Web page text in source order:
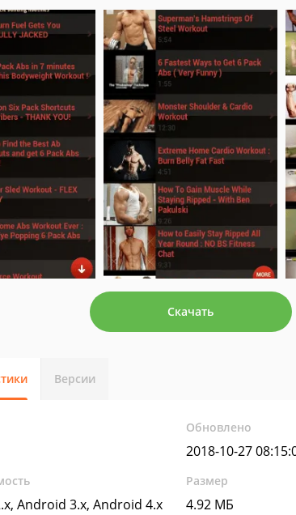
Скачать
Версии
Обновлено
2018-10-27
Android 3.x, Android 4.x
Размер
4.92 МБ